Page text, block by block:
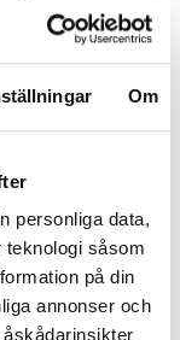
Om
personliga data,
såsom
på din
annonser och
är kallt ute.
grader
sju kilowatt
MED
14 500